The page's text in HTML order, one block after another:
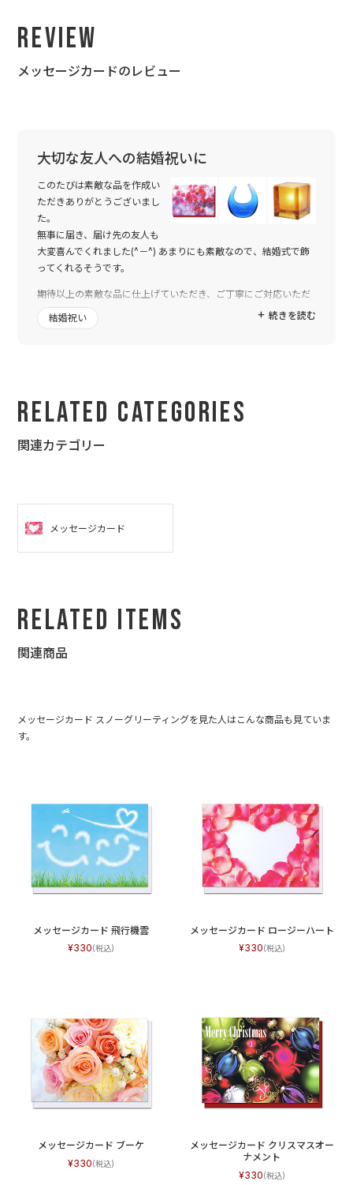
Review
メッセージカードのレビュー
大切な友人への結婚祝いに
このたびは素敵な品を作成い
ただきありがとうございまし
た。
無事に届き、届け先の友人も
大変喜んでくれました(^－^) あまりにも素敵なので、結婚式で飾
ってくれるそうです。
期待以上の素敵な品に仕上げていただき、ご丁寧にご対応いただ
き本当にありがとうございました。
またぜひ大切な人へ贈り物をする際にお世話になりたいと思いま
続きを読む
結婚祝い
Related Categories
関連カテゴリー
メッセージカード
Related Items
関連商品
メッセージカード スノーグリーティングを見た人はこんな商品も見ていま
す。
メッセージカード 飛行機雲
330
メッセージカード ロージーハート
330
メッセージカード ブーケ
330
メッセージカード クリスマスオー
ナメント
330